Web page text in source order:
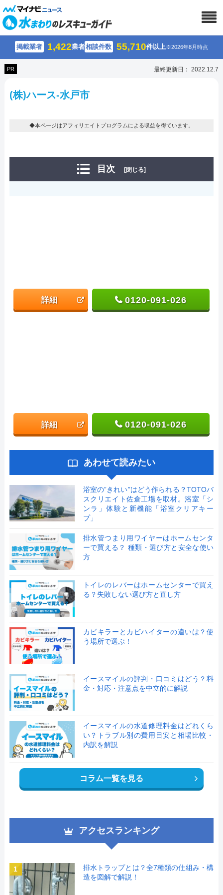
掲載業者 1,422業者相談件数 55,710件以上※2026年8月時点
PR 最終更新日： 2022.12.7
(株)ハース-水戸市
◆本ページはアフィリエイトプログラムによる収益を得ています。
目次 [閉じる]
詳細 0120-091-026
詳細 0120-091-026
あわせて読みたい
浴室の”きれい”はどう作られる？TOTOバ
スクリエイト佐倉工場を取材。浴室「シ
ンラ」体験と新機能「浴室クリアキー
プ」
排水管つまり用ワイヤーはホームセンタ
ーで買える？ 種類・選び方と安全な使い
方
トイレのレバーはホームセンターで買え
る？失敗しない選び方と直し方
カビキラーとカビハイターの違いは？使
う場所で選ぶ！
イースマイルの評判・口コミはどう？料
金・対応・注意点を中立的に解説
イースマイルの水道修理料金はどれくら
い？トラブル別の費用目安と相場比較・
内訳を解説
コラム一覧を見る
アクセスランキング
1
排水トラップとは？全7種類の仕組み・構
造を図解で解説！